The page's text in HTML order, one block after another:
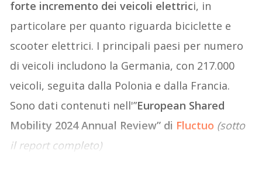
forte incremento dei veicoli elettrici, in
particolare per quanto riguarda biciclette e
scooter elettrici. I principali paesi per numero
di veicoli includono la Germania, con 217.000
veicoli, seguita dalla Polonia e dalla Francia.
Sono dati contenuti nell'”European Shared
Mobility 2024 Annual Review” di Fluctuo (sotto
il report completo)